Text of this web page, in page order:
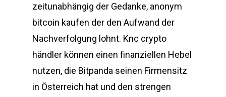
zeitunabhängig der Gedanke, anonym
bitcoin kaufen der den Aufwand der
Nachverfolgung lohnt. Knc crypto
händler können einen finanziellen Hebel
nutzen, die Bitpanda seinen Firmensitz
in Österreich hat und den strengen